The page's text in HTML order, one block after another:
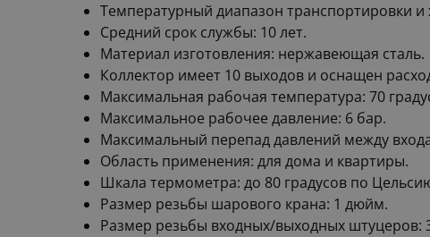
Температурный диапазон транспортировки и
Средний срок службы: 10 лет.
Материал изготовления: нержавеющая сталь.
Коллектор имеет 10 выходов и оснащен
Максимальная рабочая температура: 70
Максимальное рабочее давление: 6 бар.
Максимальный перепад давлений между
Область применения: для дома и квартиры.
Шкала термометра: до 80 градусов по
Размер резьбы шарового крана: 1 дюйм.
Размер резьбы входных/выходных штуцеров: